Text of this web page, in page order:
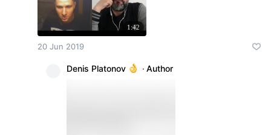
1:42
20 Jun 2019
Denis Platonov · Author